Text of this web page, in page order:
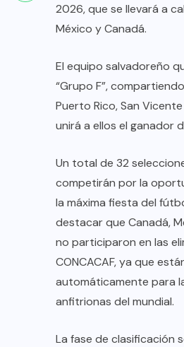
2026, que se llevará a
México y Canadá.
El equipo salvadoreño
“Grupo F”,
Puerto Rico, San
unirá a ellos el ganador
Un total de 32
competirán por la
la máxima fiesta del
destacar que Canadá,
no participaron en las
CONCACAF, ya que
automáticamente para
anfitrionas del mundial.
La fase de clasificación